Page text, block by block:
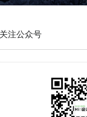
注公众号